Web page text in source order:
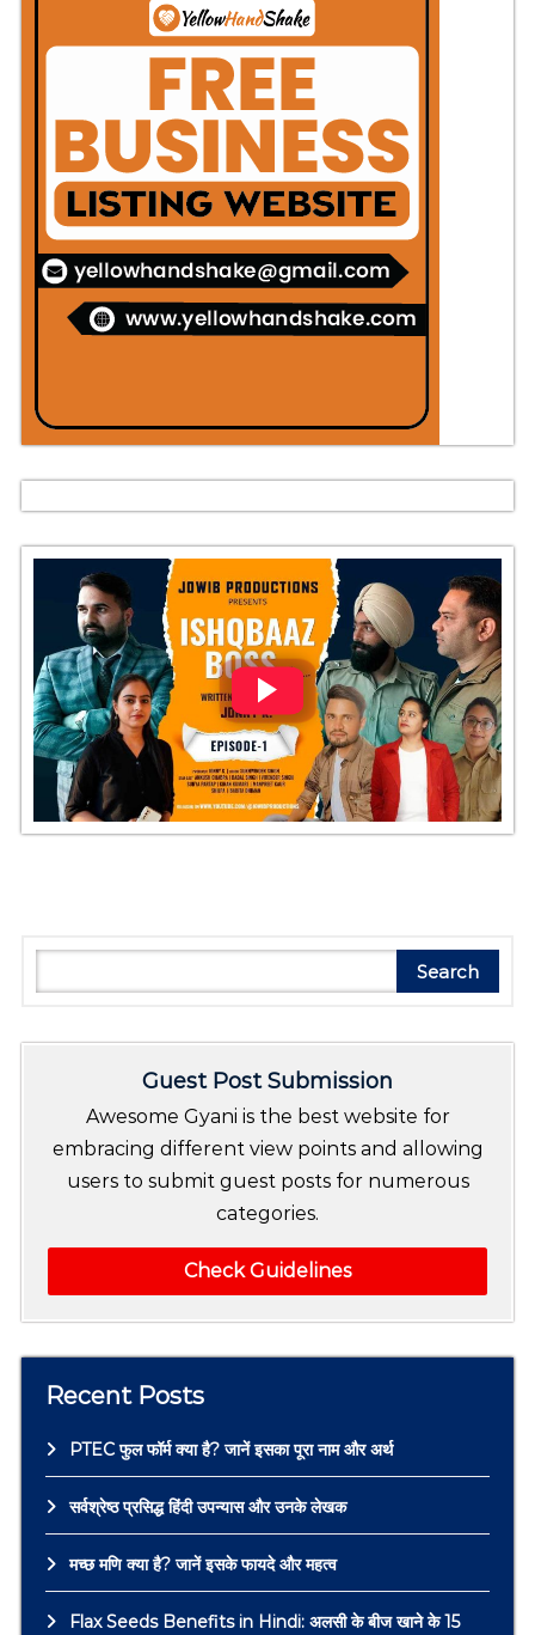
Search
Guest Post Submission
Awesome Gyani is the best website for
embracing different view points and allowing
users to submit guest posts for numerous
categories.
Check Guidelines
Recent Posts
PTEC फुल फॉर्म क्या है? जानें इसका पूरा नाम और अर्थ
सर्वश्रेष्ठ प्रसिद्ध हिंदी उपन्यास और उनके लेखक
मच्छ मणि क्या है? जानें इसके फायदे और महत्व
Flax Seeds Benefits in Hindi: अलसी के बीज खाने के 15